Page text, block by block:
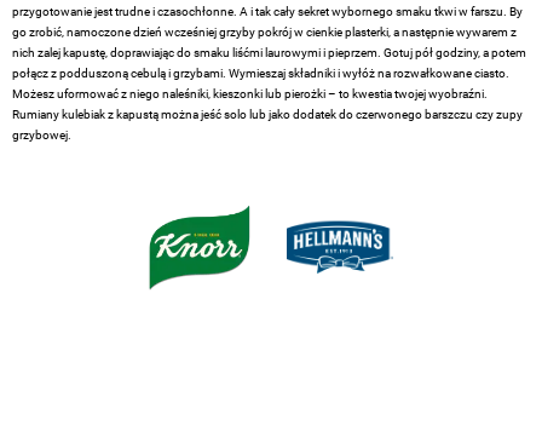
przygotowanie jest trudne i czasochłonne. A i tak cały sekret wybornego smaku tkwi w farszu. By
go zrobić, namoczone dzień wcześniej grzyby pokrój w cienkie plasterki, a następnie wywarem z
nich zalej kapustę, doprawiając do smaku liśćmi laurowymi i pieprzem. Gotuj pół godziny, a potem
połącz z podduszoną cebulą i grzybami. Wymieszaj składniki i wyłóż na rozwałkowane ciasto.
Możesz uformować z niego naleśniki, kieszonki lub pierożki – to kwestia twojej wyobraźni.
Rumiany kulebiak z kapustą można jeść solo lub jako dodatek do czerwonego barszczu czy zupy
grzybowej.